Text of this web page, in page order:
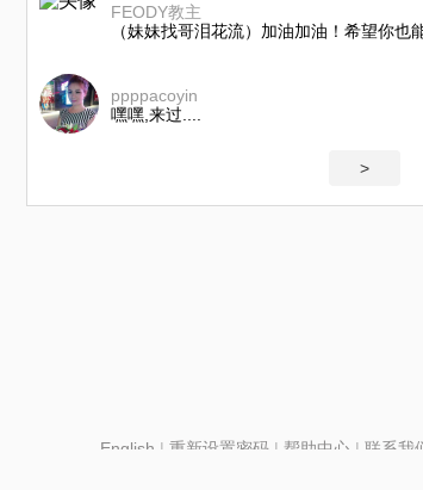
FEODY教主
（妹妹找哥泪花流）加油加油！希望你也
ppppacoyin
嘿嘿,来过....
>
English | 重新设置密码| 帮助中心 | 联系我